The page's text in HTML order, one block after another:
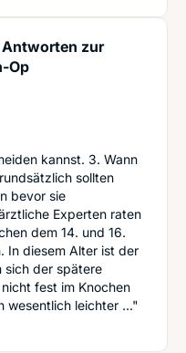
Antworten zur
Op
kannst. 3. Wann
sollten
bevor sie
Experten raten
dem 14. und 16.
In diesem Alter ist der
sich der spätere
fest im Knochen
wesentlich leichter ..."
zur Weisheitszahn-Op